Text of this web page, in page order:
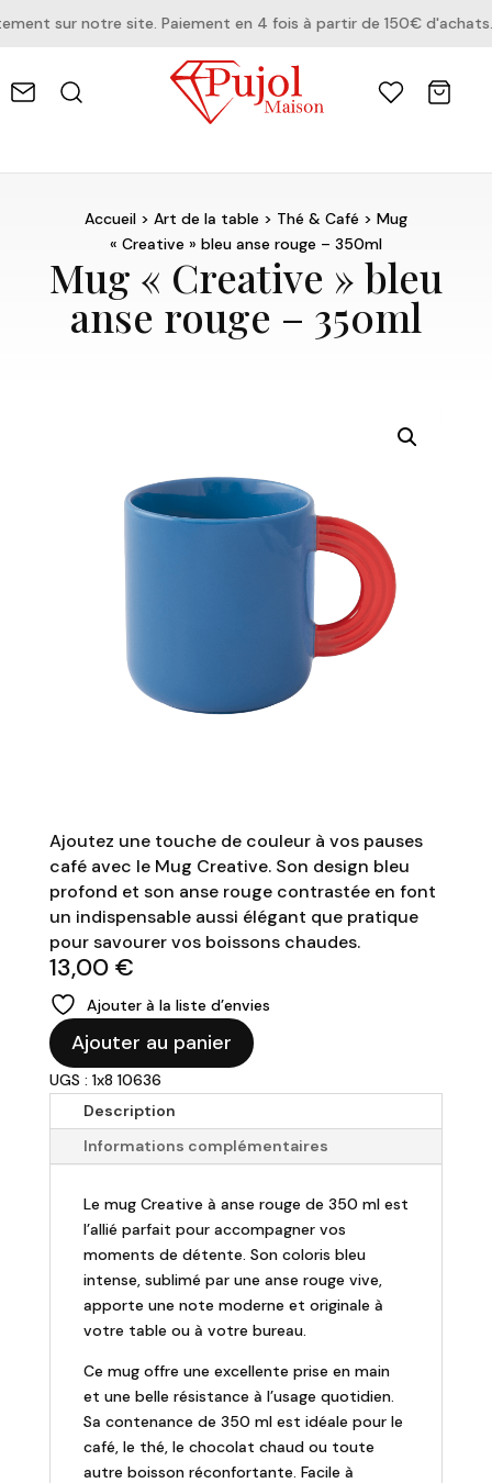
sur notre site. Paiement en 4 fois à partir de 150€ d'achats.
Accueil> Art de la table> Thé & Café> Mug
« Creative » bleu anse rouge – 350ml
Mug « Creative » bleu
anse rouge – 350ml
Ajoutez une touche de couleur à vos pauses
café avec le Mug Creative. Son design bleu
profond et son anse rouge contrastée en font
un indispensable aussi élégant que pratique
pour savourer vos boissons chaudes.
13,00 €
Ajouter à la liste d’envies
quantité
de
Mug
"Creative"
bleu
350ml
Ajouter au panier
UGS : 1x8 10636
Description
Informations complémentaires
Le mug Creative à anse rouge de 350 ml est
l’allié parfait pour accompagner vos
moments de détente. Son coloris bleu
intense, sublimé par une anse rouge vive,
apporte une note moderne et originale à
votre table ou à votre bureau.
Ce mug offre une excellente prise en main
et une belle résistance à l’usage quotidien.
Sa contenance de 350 ml est idéale pour le
café, le thé, le chocolat chaud ou toute
autre boisson réconfortante. Facile à